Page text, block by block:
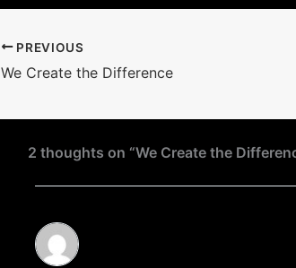
PREVIOUS
We Create the Difference
2 thoughts on “We Create the